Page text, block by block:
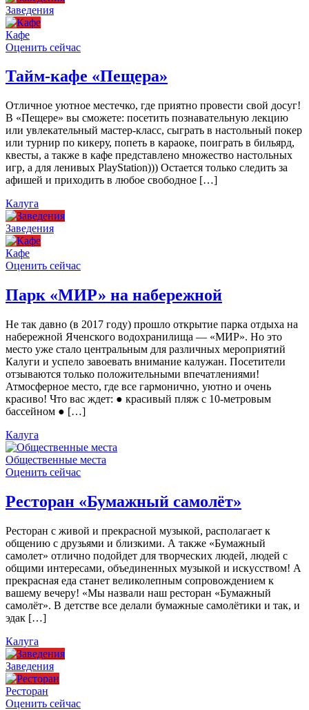
Заведения
Кафе
Оценить сейчас
Тайм-кафе «Пещера»
Отличное уютное местечко, где приятно провести свой досуг!
В «Пещере» вы сможете: посетить познавательную лекцию
или увлекательный мастер-класс, сыграть в настольный покер
или турнир по кикеру, попеть в караоке, поиграть в бильярд,
квесты, а также в кафе представлено множество настольных
игр, а для ленивых PlayStation))) Остается только следить за
афишей и приходить в любое свободное […]
Калуга
Заведения
Кафе
Оценить сейчас
Парк «МИР» на набережной
Не так давно (в 2017 году) прошло открытие парка отдыха на
набережной Яченского водохранилища — «МИР». Но это
место уже стало центральным для различных мероприятий
Калуги и успело завоевать внимание калужан. Посетители
отзываются только положительными впечатлениями!
Атмосферное место, где все гармонично, уютно и очень
красиво! Что вас ждет: ● красивый пляж с 10-метровым
бассейном ● […]
Калуга
Общественные места
Оценить сейчас
Ресторан «Бумажный самолёт»
Ресторан с живой и прекрасной музыкой, располагает к
общению с друзьями и близкими. А также «Бумажный
самолет» отлично подойдет для творческих людей, людей с
общими интересами, объединенных музыкой и искусством! А
прекрасная еда станет великолепным сопровождением к
вашему вечеру! «Мы назвали наш ресторан «Бумажный
самолёт». В детстве все делали бумажные самолётики и так, и
эдак […]
Калуга
Заведения
Ресторан
Оценить сейчас